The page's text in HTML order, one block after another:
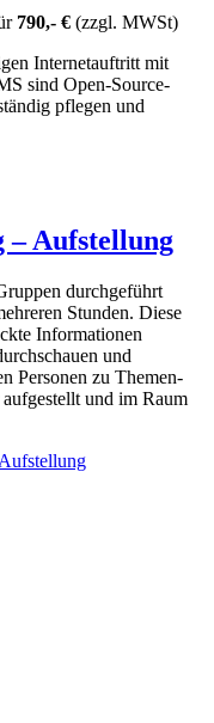
790,- € (zzgl. MWSt)
Internetauftritt mit
sind Open-Source-
pflegen und
– Aufstellung
durchgeführt
Stunden. Diese
Informationen
und
Personen zu Themen-
und im Raum